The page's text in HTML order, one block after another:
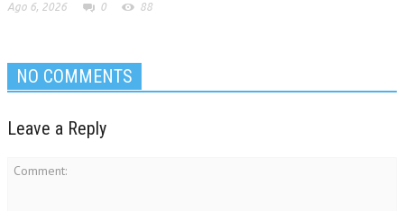
Ago 6, 2026 0 88
NO COMMENTS
Leave a Reply